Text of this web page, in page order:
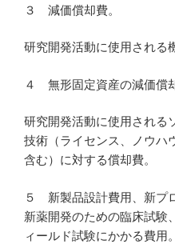
３ 減価償却費。
研究開発活動に使用される
４ 無形固定資産の減価償
研究開発活動に使用される
技術（ライセンス、ノウハ
含む）に対する償却費。
５ 新製品設計費用、新プ
新薬開発のための臨床試験
ィールド試験にかかる費用。